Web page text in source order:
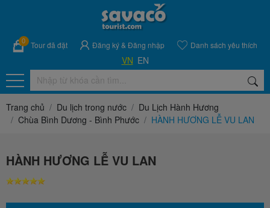
0 Tour đã đặt Đăng ký& Đăng nhập Danh sách yêu thích
VN EN
Trang chủ Du lịch trong nước
Du Lịch Hành Hương
Chùa Bình Dương - Bình Phước
HÀNH HƯƠNG LỄ VU LAN
HÀNH HƯƠNG LỄ VU LAN